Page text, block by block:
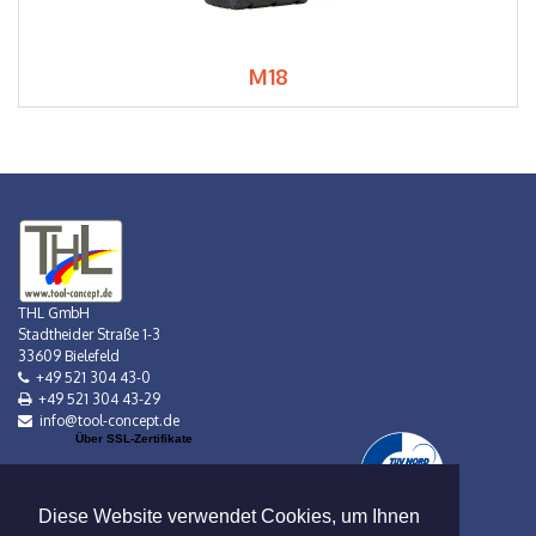
Diese Website verwendet Cookies, um Ihnen
M18
THL GmbH
Stadtheider Straße 1-3
33609 Bielefeld
+49 521 304 43-0
+49 521 304 43-29
info@tool-concept.de
Über SSL-Zertifikate